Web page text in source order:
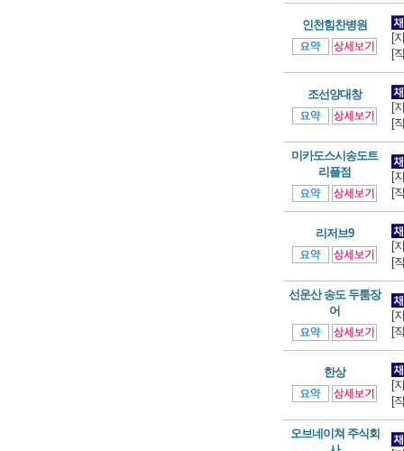
인천힘찬병원
[
[
조선양대창
[
[
미카도스시송도트
리플점
[
[
리저브9
[
[
선운산 송도 두툼장
어
[
[
한상
[
[
오브네이쳐 주식회